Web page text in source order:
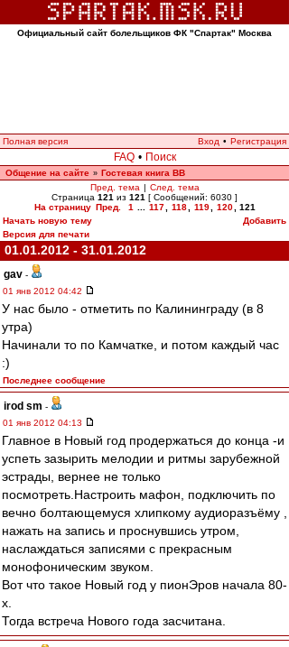
Официальный сайт болельщиков ФК "Спартак" Москва
Полная версия Вход • Регистрация
FAQ • Поиск
Общение на сайте » Гостевая книга ВВ
Пред. тема | След. тема
Страница 121 из 121 [ Сообщений: 6030 ]
На страницу Пред. 1 117 118 119 120
121
Начать новую тему
Добавить
Версия для печати
01.01.2012 - 31.01.2012
gav -
01 янв 2012 04:42
У нас было - отметить по Калининграду (в 8
утра)
Начинали то по Камчатке, и потом каждый час
:)
Последнее сообщение
irod sm -
01 янв 2012 04:13
Главное в Новый год продержаться до конца -и
успеть зазырить мелодии и ритмы зарубежной
эстрады, вернее не только
посмотреть.Настроить мафон, подключить по
вечно болтающемуся хлипкому аудиоразъёму ,
нажать на запись и проснувшись утром,
наслаждаться записями с прекрасным
монофоническим звуком.
Вот что такое Новый год у пионЭров начала 80-
х.
Тогда встреча Нового года засчитана.